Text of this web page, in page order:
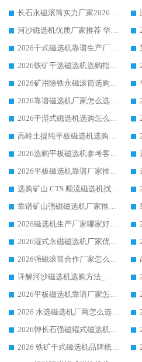
长石永磁滚筒实力厂家2026 华体会手机网页版-华体会(中国) 深耕磁电领域品质可靠
河沙磁选机优质厂家推荐 华体会手机网页版-华体会(中国) 获实力与口碑企业
2026干式磁选机靠谱生产厂家参考：华体会手机网页版-华体会(中国) 多款设备适配多行业选矿需求
2026铁矿干选磁选机选购指南，众多矿山用户青睐华体会手机网页版-华体会(中国) 源头厂家
2026矿用除铁永磁滚筒选购参考，高口碑源头厂家优选华体会手机网页版-华体会(中国)
2026靠谱磁选机厂家怎么选?综合实测，众多客户青睐华体会手机网页版-华体会(中国) 设备
2026干湿式磁选机选购怎么选?多地区用户实测优选华体会手机网页版-华体会(中国) 生产厂家
高岭土提纯平板磁选机选购指南，优选华体会手机网页版-华体会(中国) 靠谱生产厂家
2026选购平板磁选机参考客户真实体验，华体会手机网页版-华体会(中国) 厂家行业口碑排名前列
2026平板磁选机靠谱厂家推荐_ 华体会手机网页版-华体会(中国) 凭借良好口碑获得众多客户认可
选购矿山 CTS 顺流磁选机找实体厂家，华体会手机网页版-华体会(中国) 按需定制设备配套完善售后
靠谱矿山强磁磁选机厂家推荐 2026客户真实使用心得分享
2026磁选机生产厂家哪家好?众多客户使用体验分享华体会手机网页版-华体会(中国)
2026湿式永磁磁选机厂家优选华体会手机网页版-华体会(中国) _客户真实使用心得分享
2026强磁滚筒合作厂家怎么选-华体会手机网页版-华体会(中国) 行业优质供应商参考指南
详解河沙磁选机选购方法_除铁器品牌及华体会手机网页版-华体会(中国) 企业解析
2026平板磁选机靠谱厂家怎么选？华体会手机网页版-华体会(中国) 凭硬实力甄选合作品牌
2026 水选磁选机厂商怎么选 潍坊华体会手机网页版-华体会(中国) 技术实力强
2026钾长石强磁辊式磁选机厂家推荐_华体会手机网页版-华体会(中国) 强磁磁选机价格
2026 铁矿干式磁选机品牌梳理 华体会手机网页版-华体会(中国) 厂家甄选要点